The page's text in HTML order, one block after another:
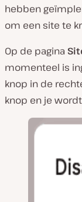
hebben
om een site te
Op de pagina
momenteel is
knop in de
knop en je